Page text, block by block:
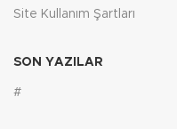
Site Kullanım Şartları
SON YAZILAR
#